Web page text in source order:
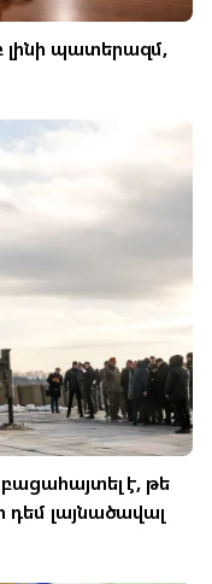
լինի պատերազմ,
է, թե
լայնածավալ